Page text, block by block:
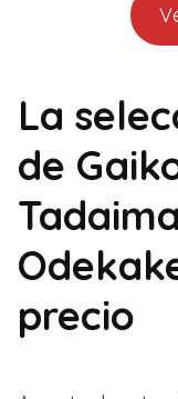
La
de
precio